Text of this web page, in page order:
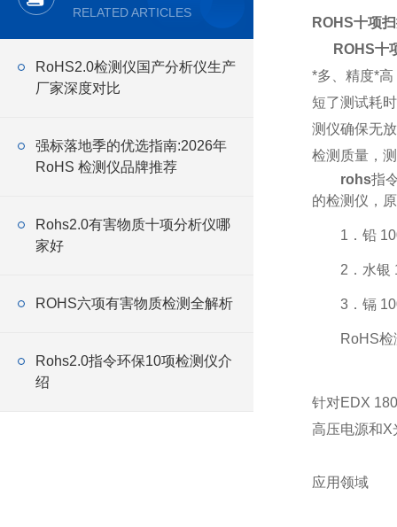
RELATED ARTICLES
RoHS2.0检测仪国产分析仪生产
厂家深度对比
强标落地季的优选指南:2026年
RoHS 检测仪品牌推荐
Rohs2.0有害物质十项分析仪哪
家好
ROHS六项有害物质检测全解析
Rohs2.0指令环保10项检测仪介
绍
ROHS十项
ROHS十项
*多、精度*
短了测试耗
测仪确保无
检测质量，
rohs指
的检测仪，
1．铅
2．水银
3．镉
RoHS
针对EDX
高压电源和X
应用领域